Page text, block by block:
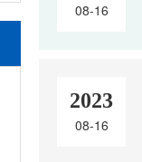
08-16
2023
08-16